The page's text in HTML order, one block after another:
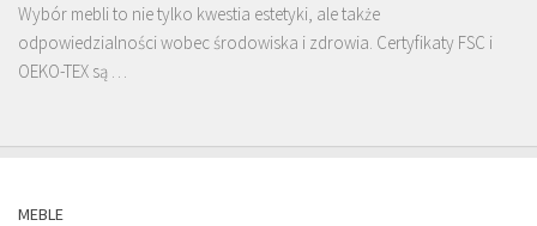
Wybór mebli to nie tylko kwestia estetyki, ale także
odpowiedzialności wobec środowiska i zdrowia. Certyfikaty FSC i
OEKO-TEX są …
MEBLE